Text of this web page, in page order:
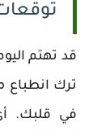
قد تهتم
ترك
في قلبك.